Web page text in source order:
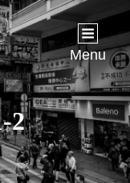
Menu
2